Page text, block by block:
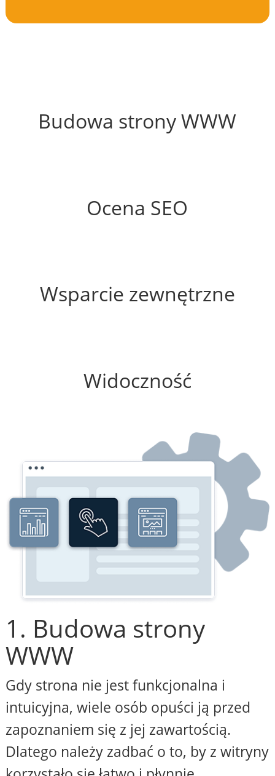
Budowa strony WWW
Ocena SEO
Wsparcie zewnętrzne
Widoczność
1. Budowa strony
WWW
Gdy strona nie jest funkcjonalna i
intuicyjna, wiele osób opuści ją przed
zapoznaniem się z jej zawartością.
Dlatego należy zadbać o to, by z witryny